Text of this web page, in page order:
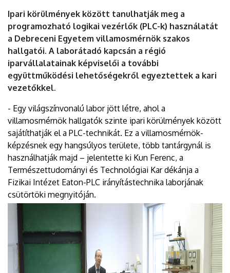
Ipari körülmények között tanulhatják meg a
programozható logikai vezérlők (PLC-k) használatát
a Debreceni Egyetem villamosmérnök szakos
hallgatói. A laborátadó kapcsán a régió
iparvállalatainak képviselői a további
együttműködési lehetőségekről egyeztettek a kari
vezetőkkel.
- Egy világszínvonalú labor jött létre, ahol a
villamosmérnök hallgatók szinte ipari körülmények között
sajátíthatják el a PLC-technikát. Ez a villamosmérnök-
képzésnek egy hangsúlyos területe, több tantárgynál is
használhatják majd – jelentette ki Kun Ferenc, a
Természettudományi és Technológiai Kar dékánja a
Fizikai Intézet Eaton-PLC irányítástechnika laborjának
csütörtöki megnyitóján.